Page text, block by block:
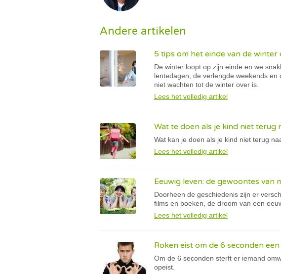
Andere artikelen
5 tips om het einde van de winter
De winter loopt op zijn einde en we
lentedagen, de verlengde weekends
niet wachten tot de winter over is.
Lees het volledig artikel
Wat te doen als je kind niet terug
Wat kan je doen als je kind niet terug
Lees het volledig artikel
Eeuwig leven: de gewoontes van
Doorheen de geschiedenis zijn er
films en boeken, de droom van een
Lees het volledig artikel
Roken eist om de 6 seconden
Om de 6 seconden sterft er iemand
opeist.